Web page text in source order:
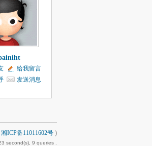
给我留言
发送消息
湘ICP备11011602号 )
second(s), 9 queries .